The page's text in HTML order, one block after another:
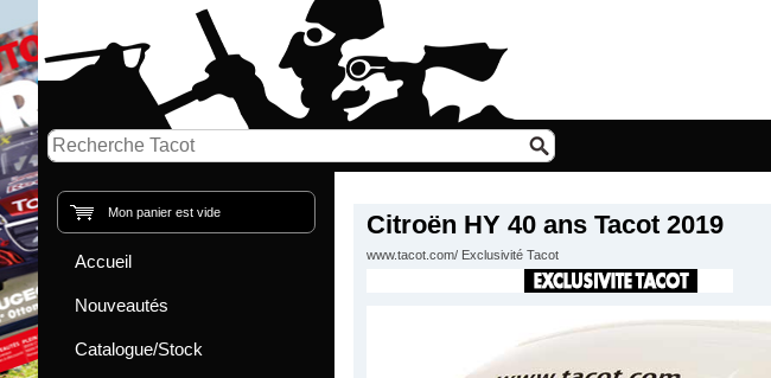
Citroën HY 40 ans Tacot 2019
www.tacot.com/ Exclusivité Tacot
Mon panier est vide
Accueil
Nouveautés
Catalogue/Stock